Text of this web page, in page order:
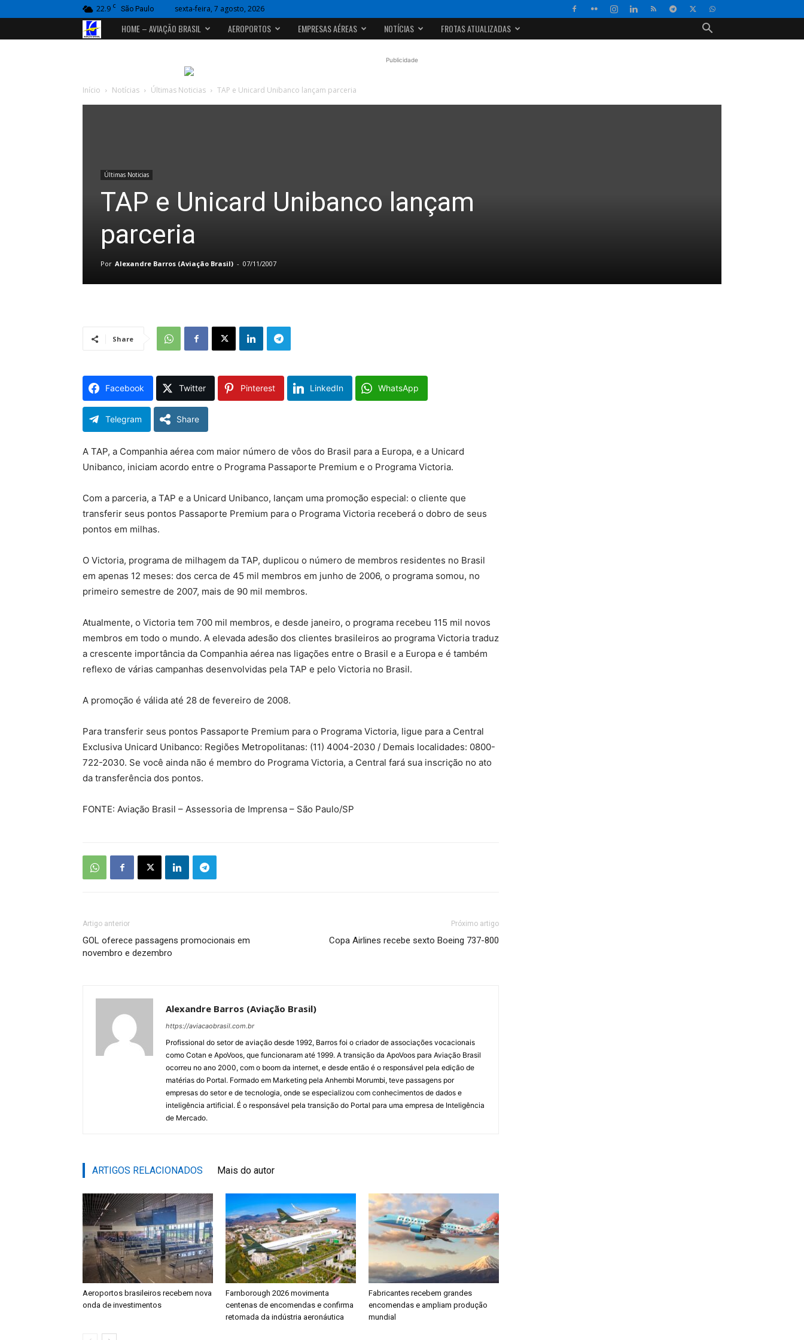
22.9 C São Paulo sexta-feira, 7 agosto, 2026
Portal
HOME – AVIAÇÃO BRASIL AEROPORTOS EMPRESAS AÉREAS NOTÍCIAS FROTAS ATUALIZADAS
Publicidade
Início Notícias Últimas Noticias TAP e Unicard Unibanco lançam parceria
Últimas Noticias
TAP e Unicard Unibanco lançam
parceria
Por Alexandre Barros (Aviação Brasil) - 07/11/2007
Share
Facebook Twitter Pinterest LinkedIn WhatsApp
Telegram Share
A TAP, a Companhia aérea com maior número de vôos do Brasil para a Europa, e a Unicard
Unibanco, iniciam acordo entre o Programa Passaporte Premium e o Programa Victoria.
Com a parceria, a TAP e a Unicard Unibanco, lançam uma promoção especial: o cliente que
transferir seus pontos Passaporte Premium para o Programa Victoria receberá o dobro de seus
pontos em milhas.
O Victoria, programa de milhagem da TAP, duplicou o número de membros residentes no Brasil
em apenas 12 meses: dos cerca de 45 mil membros em junho de 2006, o programa somou, no
primeiro semestre de 2007, mais de 90 mil membros.
Atualmente, o Victoria tem 700 mil membros, e desde janeiro, o programa recebeu 115 mil novos
membros em todo o mundo. A elevada adesão dos clientes brasileiros ao programa Victoria traduz
a crescente importância da Companhia aérea nas ligações entre o Brasil e a Europa e é também
reflexo de várias campanhas desenvolvidas pela TAP e pelo Victoria no Brasil.
A promoção é válida até 28 de fevereiro de 2008.
Para transferir seus pontos Passaporte Premium para o Programa Victoria, ligue para a Central
Exclusiva Unicard Unibanco: Regiões Metropolitanas: (11) 4004-2030 / Demais localidades: 0800-
722-2030. Se você ainda não é membro do Programa Victoria, a Central fará sua inscrição no ato
da transferência dos pontos.
FONTE: Aviação Brasil – Assessoria de Imprensa – São Paulo/SP
Artigo anterior
GOL oferece passagens promocionais em
novembro e dezembro
Próximo artigo
Copa Airlines recebe sexto Boeing 737-800
Alexandre Barros (Aviação Brasil)
https://aviacaobrasil.com.br
Profissional do setor de aviação desde 1992, Barros foi o criador de associações vocacionais
como Cotan e ApoVoos, que funcionaram até 1999. A transição da ApoVoos para Aviação Brasil
ocorreu no ano 2000, com o boom da internet, e desde então é o responsável pela edição de
matérias do Portal. Formado em Marketing pela Anhembi Morumbi, teve passagens por
empresas do setor e de tecnologia, onde se especializou com conhecimentos de dados e
inteligência artificial. É o responsável pela transição do Portal para uma empresa de Inteligência
de Mercado.
ARTIGOS RELACIONADOS Mais do autor
Aeroportos brasileiros recebem nova
onda de investimentos
Farnborough 2026 movimenta
centenas de encomendas e confirma
retomada da indústria aeronáutica
Fabricantes recebem grandes
encomendas e ampliam produção
mundial